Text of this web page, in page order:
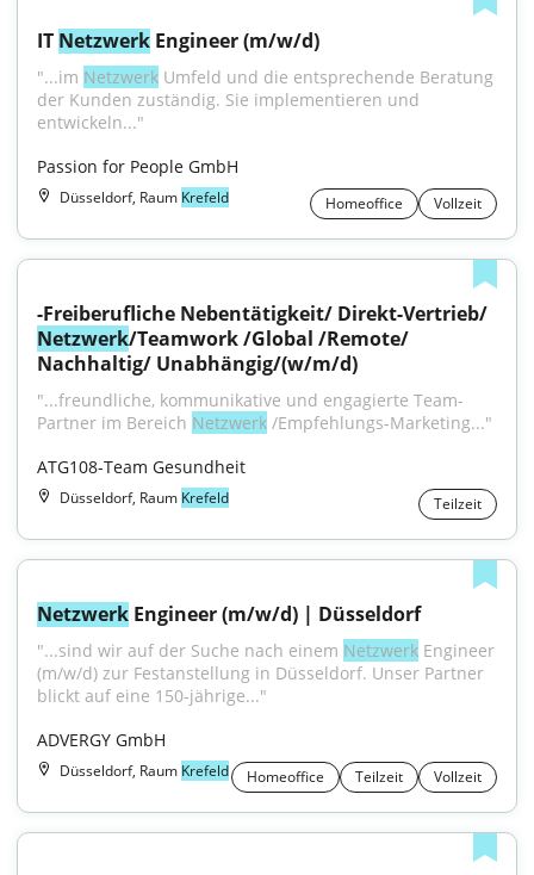
IT Netzwerk Engineer (m/w/d)
"...im Netzwerk Umfeld und die entsprechende Beratung
der Kunden zuständig. Sie implementieren und
entwickeln..."
Passion for People GmbH
Düsseldorf, Raum Krefeld Homeoffice Vollzeit
Netzwerk/Teamwork /Global /Remote/
Nachhaltig/ Unabhängig/(w/m/d)
"...freundliche, kommunikative und engagierte Team-
Partner im Bereich Netzwerk /Empfehlungs-Marketing..."
ATG108-Team Gesundheit
Düsseldorf, Raum Krefeld Teilzeit
Netzwerk Engineer (m/w/d) | Düsseldorf
"...sind wir auf der Suche nach einem Netzwerk Engineer
(m/w/d) zur Festanstellung in Düsseldorf. Unser Partner
blickt auf eine 150-jährige..."
ADVERGY GmbH
Düsseldorf, Raum Krefeld Homeoffice Teilzeit Vollzeit